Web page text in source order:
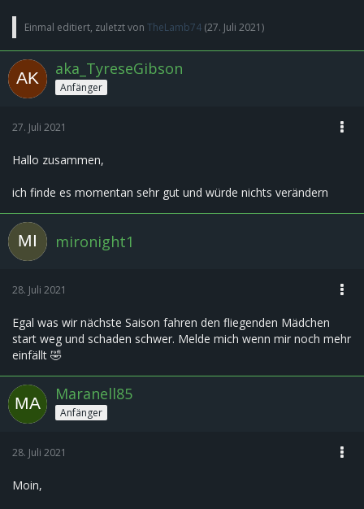
Einmal editiert, zuletzt von TheLamb74 (27. Juli 2021)
aka_TyreseGibson
Anfänger
27. Juli 2021
Hallo zusammen,
ich finde es momentan sehr gut und würde nichts verändern
mironight1
28. Juli 2021
Egal was wir nächste Saison fahren den fliegenden Mädchen
start weg und schaden schwer. Melde mich wenn mir noch mehr
einfällt 🤣
Maranell85
Anfänger
28. Juli 2021
Moin,